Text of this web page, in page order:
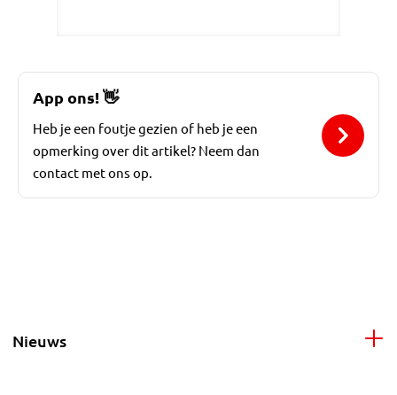
App ons!👋
Heb je een foutje gezien of heb je een
opmerking over dit artikel? Neem dan
contact met ons op.
Nieuws